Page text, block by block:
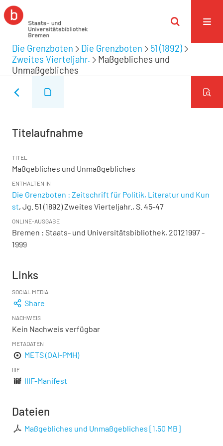
Die Grenzboten Die Grenzboten
51 (1892)
Zweites Vierteljahr.
Maßgebliches und
Unmaßgebliches
Titelaufnahme
TITEL
Maßgebliches und Unmaßgebliches
ENTHALTEN IN
Die Grenzboten : Zeitschrift für Politik, Literatur und Kun
st, Jg. 51 (1892) Zweites Vierteljahr., S. 45-47
ONLINE-AUSGABE
Bremen : Staats- und Universitätsbibliothek, 20121997 -
1999
Links
SOCIAL MEDIA
Share
NACHWEIS
Kein Nachweis verfügbar
METADATEN
METS (OAI-PMH)
IIIF
IIIF-Manifest
Dateien
Maßgebliches und Unmaßgebliches [1,50 MB]